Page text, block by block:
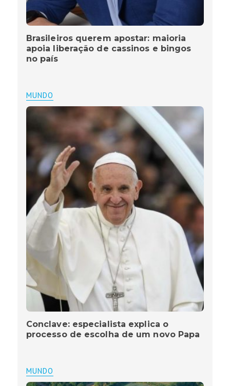
Brasileiros querem apostar: maioria
apoia liberação de cassinos e bingos
no país
MUNDO
Conclave: especialista explica o
processo de escolha de um novo Papa
MUNDO